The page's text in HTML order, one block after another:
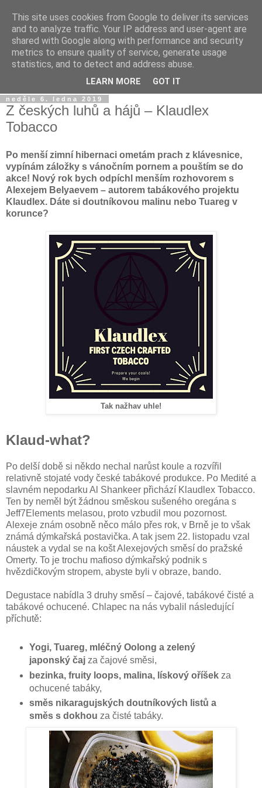
Dýmkařův koutek
Místo pro všechny, kteří se chtějí dozvědět něco o světě
vodních dýmek a trochu se pobavit!
neděle 6. ledna 2019
Z českých luhů a hájů – Klaudlex
Tobacco
Po menší zimní hibernaci ometám prach z klávesnice,
vypínám záložky s vánočním pornem a pouštím se do
akce! Nový rok bych odpíchl menším rozhovorem s
Alexejem Belyaevem – autorem tabákového projektu
Klaudlex. Dáte si doutníkovou malinu nebo Tuareg v
korunce?
Tak nažhav uhle!
Klaud-what?
Po delší době si někdo nechal narůst koule a rozvířil
relativně stojaté vody české tabákové produkce. Po Medité a
slavném nepodarku Al Shankeer přichází Klaudlex Tobacco.
Ten by neměl být žádnou směskou sušeného oregána s
Jeff7Elements melasou, proto vzbudil mou pozornost.
Alexeje znám osobně něco málo přes rok, v Brně je to však
známá dýmkařská postavička. A tak jsem 22. listopadu vzal
náustek a vydal se na košt Alexejových směsí do pražské
Omerty. To je trochu mafioso dýmkařský podnik s
hvězdičkovým stropem, abyste byli v obraze, bando.
Degustace nabídla 3 druhy směsí – čajové, tabákové čisté a
tabákové ochucené. Chlapec na nás vybalil následující
příchutě:
Yogi, Tuareg, mléčný Oolong a zelený
japonský čaj za čajové směsi,
bezinka, fruity loops, malina, lískový oříšek za
ochucené tabáky,
směs nikaragujských doutníkových listů a
směs s dokhou za čisté tabáky.
This site uses cookies from Google to deliver its services
and to analyze traffic. Your IP address and user-agent are
shared with Google along with performance and security
metrics to ensure quality of service, generate usage
statistics, and to detect and address abuse.
LEARN MORE GOT IT